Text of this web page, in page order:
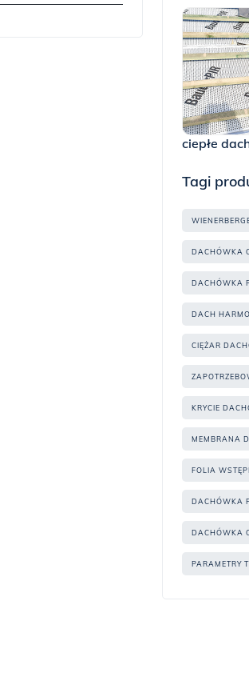
ciepłe
Tagi
DACHÓWKA
DACHÓWKA
DACH
CIĘŻAR
KRYCIE
MEMBRANA
FOLIA
DACHÓWKA
DACHÓWKA
PARAMETRY